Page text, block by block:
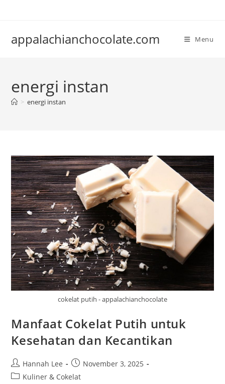
appalachianchocolate.com Menu
energi instan
> energi instan
cokelat putih - appalachianchocolate
Manfaat Cokelat Putih untuk
Kesehatan dan Kecantikan
Post
author:
Hannah Lee
Post
published:
November 3, 2025
PostKuliner & Cokelat